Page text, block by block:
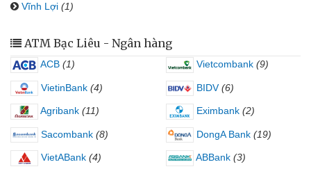
Vĩnh Lợi (1)
ATM Bạc Liêu - Ngân hàng
ACB (1) Vietcombank (9)
VietinBank (4) BIDV (6)
Agribank (11) Eximbank (2)
Sacombank (8) DongA Bank (19)
VietABank (4) ABBank (3)